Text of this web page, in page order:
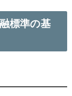
標準の基